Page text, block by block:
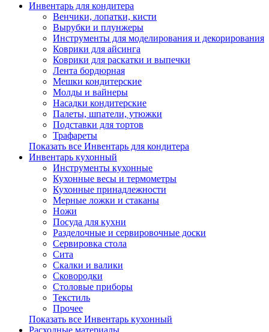
Инвентарь для кондитера
Венчики, лопатки, кисти
Вырубки и плунжеры
Инструменты для моделирования и декорирования
Коврики для айсинга
Коврики для раскатки и выпечки
Лента бордюрная
Мешки кондитерские
Молды и вайнеры
Насадки кондитерские
Палеты, шпатели, утюжки
Подставки для тортов
Трафареты
Показать все Инвентарь для кондитера
Инвентарь кухонный
Инструменты кухонные
Кухонные весы и термометры
Кухонные принадлежности
Мерные ложки и стаканы
Ножи
Посуда для кухни
Разделочные и сервировочные доски
Сервировка стола
Сита
Скалки и валики
Сковородки
Столовые приборы
Текстиль
Прочее
Показать все Инвентарь кухонный
Расходные материалы